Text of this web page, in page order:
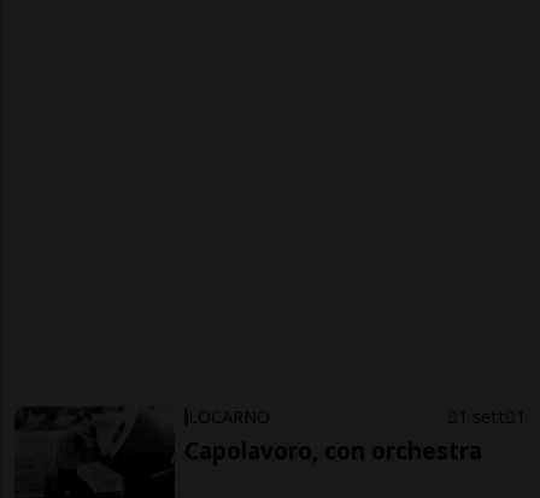
LOCARNO 1 sett 1
Capolavoro, con orchestra